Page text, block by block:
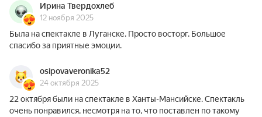
Ирина Твердохлеб
12 ноября 2025
Была на спектакле в Луганске. Просто восторг. Большое
спасибо за приятные эмоции.
osipovaveronika52
24 октября 2025
22 октября были на спектакле в Ханты-Мансийске. Спектакль
очень понравился, несмотря на то, что поставлен по такому